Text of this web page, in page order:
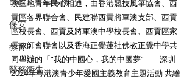
保安
教育
醫務衛生
澳三地青年民心相通，由香港競技風箏協會、西
貢區各界聯合會、民建聯西貢將軍澳支部、西貢
區校長會、西貢及將軍澳中學校長會、西貢區家
長教師會聯會以及香海正覺蓮社佛教正覺中學共
同舉辦的「“我的中國心，我的中國夢”——深圳
2024年粵港澳青少年愛國主義教育主題活動 共繪